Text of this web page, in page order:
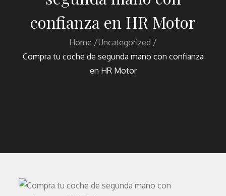
confianza en HR Motor
Home
Uncategorized
Compra tu coche de segunda mano con confianza
en HR Motor